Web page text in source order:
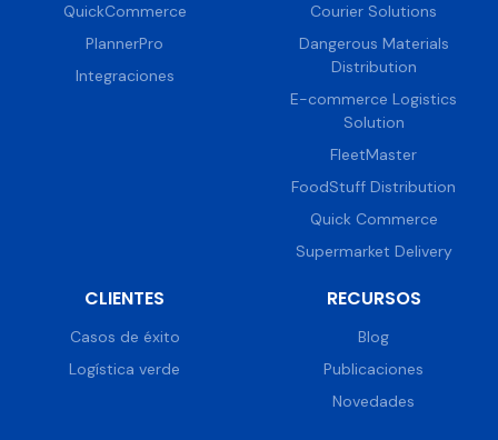
QuickCommerce
PlannerPro
Integraciones
Courier Solutions
Dangerous Materials
Distribution
E-commerce Logistics
Solution
FleetMaster
FoodStuff Distribution
Quick Commerce
Supermarket Delivery
CLIENTES
Casos de éxito
Logística verde
RECURSOS
Blog
Publicaciones
Novedades